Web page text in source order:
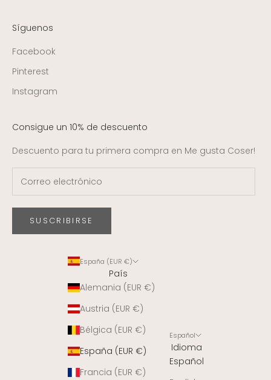
Síguenos
Facebook
Pinterest
Instagram
Consigue un 10% de descuento
Descuento para tu primera compra en Me gusta Coser!
SUSCRIBIRSE
España (EUR €)
País
Alemania (EUR €)
Austria (EUR €)
Bélgica (EUR €)
España (EUR €)
Francia (EUR €)
Español
Idioma
Español